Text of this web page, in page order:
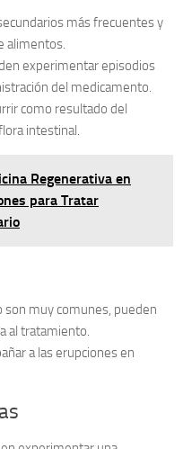
más frecuentes y
alimentos.
experimentar episodios
del medicamento.
como resultado del
intestinal.
Regenerativa en
para Tratar
son muy comunes, pueden
al tratamiento.
a las erupciones en